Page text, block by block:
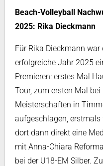
Beach-Volleyball
2025: Rika Dieckmann
Für Rika Dieckmann
erfolgreiche Jahr 2025
Premieren: erstes Mal
Tour, zum ersten Mal bei
Meisterschaften in
aufgeschlagen,
dort dann direkt eine
mit Anna-Chiara
bei der U18-EM Silber.